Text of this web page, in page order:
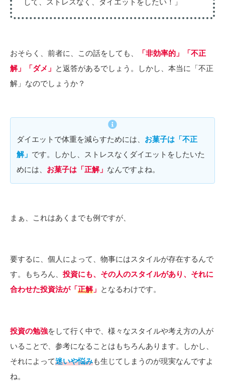
して、ストレスなく、ダイエットをしたい！」
おそらく、前者に、この話をしても、
「非効率的」「不正
解」「ダメ」 と返答があるでしょう。しかし、本当に「不正
解」なのでしょうか？
ダイエットで体重を減らすためには、 お菓子は「不正
解」 です。しかし、ストレスなくダイエットをしたいた
めには、 お菓子は「正解」 なんですよね。
まぁ、これはあくまでも例ですが、
要するに、個人によって、物事にはスタイルが存在するんで
す。もちろん、 投資にも、その人のスタイルがあり、それに
合わせた投資法が「正解」 となるわけです。
投資の勉強をして行く中で、様々なスタイルや考え方の人が
いることで、参考になることはもちろんあります。しかし、
それによって迷いや悩みも生じてしまうのが現実なんですよ
ね。